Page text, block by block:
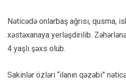
Nəticədə onlarbaş ağrısı, qusma,
xəstəxanaya yerləşdirilib.
4 yaşlı şəxs olub.
Sakinlər özləri “ilanın qəzəbi”